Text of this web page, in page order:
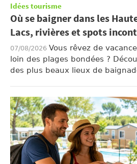
Idées tourisme
Où se baigner dans les
Lacs, rivières et spots
07/08/2026 Vous rêvez de
loin des plages bondées ?
des plus beaux lieux de